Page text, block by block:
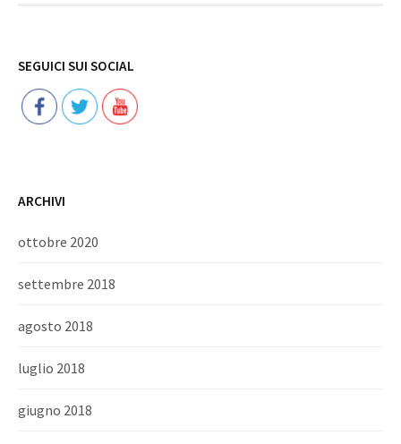
SEGUICI SUI SOCIAL
ARCHIVI
ottobre 2020
settembre 2018
agosto 2018
luglio 2018
giugno 2018